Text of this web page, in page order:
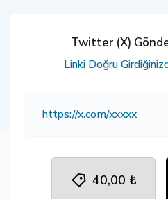
Twitter (X)
Linki Doğru
40,00 ₺